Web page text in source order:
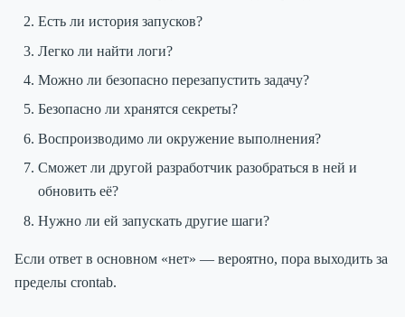
Есть ли история запусков?
Легко ли найти логи?
Можно ли безопасно перезапустить задачу?
Безопасно ли хранятся секреты?
Воспроизводимо ли окружение выполнения?
Сможет ли другой разработчик разобраться в ней и
обновить её?
Нужно ли ей запускать другие шаги?
Если ответ в основном «нет» — вероятно, пора выходить за
пределы crontab.